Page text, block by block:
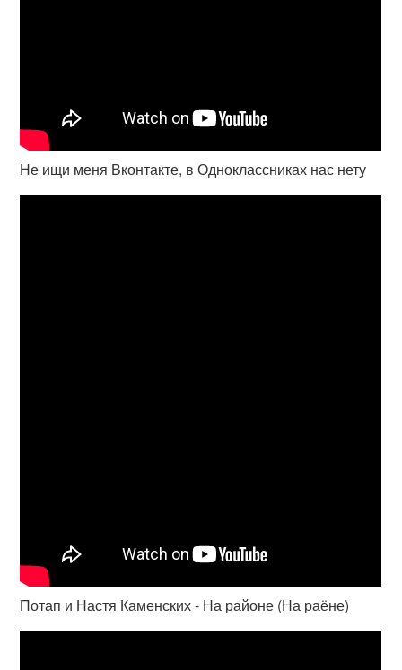
Не ищи меня Вконтакте, в Одноклассниках нас нету
Потап и Настя Каменских - На районе (На раёне)